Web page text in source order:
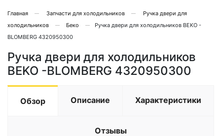
Главная Запчасти для холодильников
Ручка двери для
холодильников
Беко
Ручка двери для холодильников BEKO -
BLOMBERG 4320950300
Ручка двери для холодильников
BEKO -BLOMBERG 4320950300
Обзор Описание Характеристики
Отзывы